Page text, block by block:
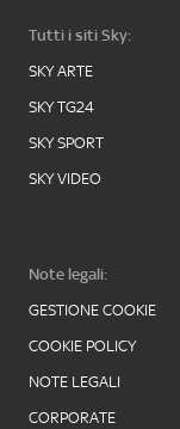
Tutti i siti Sky:
SKY ARTE
SKY TG24
SKY SPORT
SKY VIDEO
Note legali:
GESTIONE COOKIE
COOKIE POLICY
NOTE LEGALI
CORPORATE